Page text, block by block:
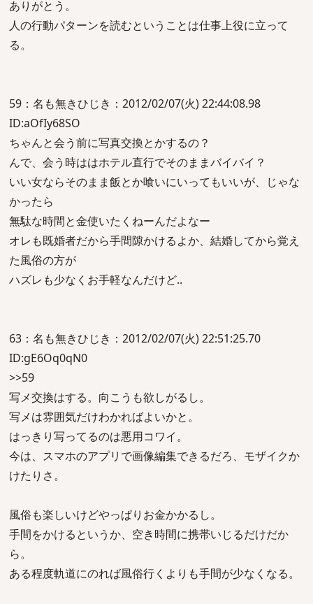
ありがとう。
人の行動パターンを読むということは仕事上役に立って
る。
59：名も無きひじき：2012/02/07(火) 22:44:08.98
ID:aOfIy68SO
ちゃんと会う前に写真交換とかするの？
んで、会う時ははホテル直行でそのままバイバイ？
いい女ならそのまま飯とか喰いにいってもいいが、じゃな
かったら
無駄な時間と金使いたくねーんだよなー
オレも既婚者だから手間隙かけるよか、結婚してから覚え
た風俗の方が
ハズレも少なくお手軽なんだけど..
63：名も無きひじき：2012/02/07(火) 22:51:25.70
ID:gE6Oq0qN0
>>59
写メ交換はする。向こうも欲しがるし。
写メは雰囲気だけわかればよいかと。
はっきり写ってるのは悪用コワイ。
今は、スマホのアプリで画像編集できるだろ、モザイクか
けたりさ。
風俗も楽しいけどやっぱりお金かかるし。
手間をかけるというか、空き時間に携帯いじるだけだか
ら。
ある程度軌道にのれば風俗行くよりも手間が少なくなる。